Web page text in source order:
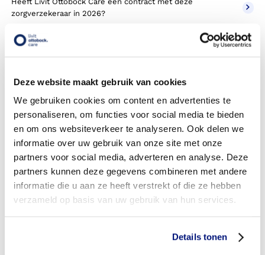
Deze website maakt gebruik van cookies
We gebruiken cookies om content en advertenties te
personaliseren, om functies voor social media te bieden
en om ons websiteverkeer te analyseren. Ook delen we
informatie over uw gebruik van onze site met onze
partners voor social media, adverteren en analyse. Deze
partners kunnen deze gegevens combineren met andere
informatie die u aan ze heeft verstrekt of die ze hebben
verzameld op basis van uw gebruik van hun services.
Details tonen
zorgverzekeraar in 2026?
Krijg ik een vergoeding voor mijn orthopedische schoenen,
Moet ik een eigen bijdrage betalen voor orthopedische
Aan wie betaalt u de eigen bijdrage voor orthopedische
schoenen?
Wordt de eigen bijdrage vergoed?
Heb ik vooraf toestemming nodig van mijn
zorgverzekeraar?
Heb ik een verwijsbrief nodig?
Wie mag orthopedische schoenen voorschrijven?